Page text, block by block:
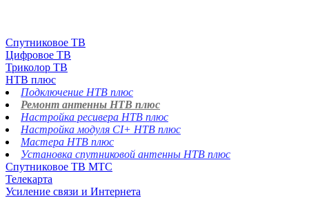
Спутниковое ТВ
Цифровое ТВ
Триколор ТВ
НТВ плюс
Подключение НТВ плюс
Ремонт антенны НТВ плюс
Настройка ресивера НТВ плюс
Настройка модуля CI+ НТВ плюс
Мастера НТВ плюс
Установка спутниковой антенны НТВ плюс
Спутниковое ТВ МТС
Телекарта
Усиление связи и Интернета